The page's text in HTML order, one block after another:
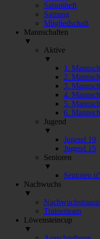
Saisonheft
Satzung
Mitgliedschaft
Mannschaften
▼
Aktive
▼
1.
2.
3.
4.
5.
6.
Jugend
▼
Jugend 19
Jugend 15
Senioren
▼
Senioren
Nachwuchs
▼
Trainerteam
Löwensteincup
▼